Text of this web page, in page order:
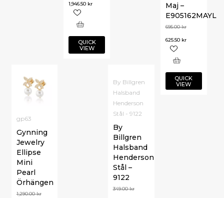
1,946.50 kr
QUICK
VIEW
Maj –
E905162MAYL
695.00kr
625.50 kr
QUICK
VIEW
gp63
Gynning
Jewelry
Ellipse
Mini
Pearl
Örhängen
1,290.00kr
By Billgren
Halsband
Henderson
Stål - 9122
By
Billgren
Halsband
Henderson
Stål –
9122
349.00kr